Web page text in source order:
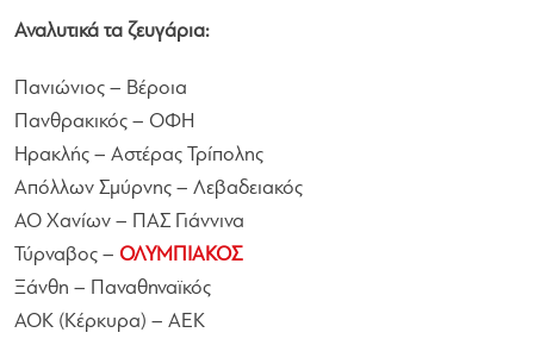
Αναλυτικά τα ζευγάρια:
Πανιώνιος – Βέροια
Πανθρακικός – OΦΗ
Ηρακλής – Αστέρας Τρίπολης
Απόλλων Σμύρνης – Λεβαδειακός
ΑΟ Χανίων – ΠΑΣ Γιάννινα
Τύρναβος – ΟΛΥΜΠΙΑΚΟΣ
Ξάνθη – Παναθηναϊκός
ΑΟΚ (Κέρκυρα) – ΑΕΚ